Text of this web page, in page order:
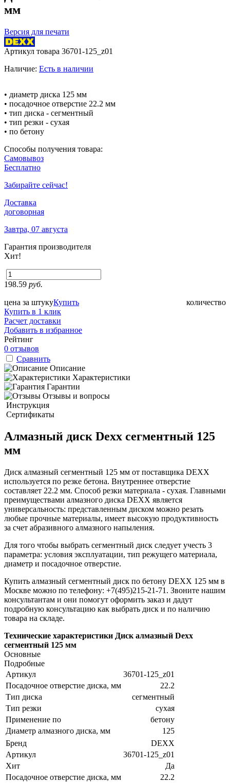
мм
Версия для печати
Артикул товара 36701-125_z01
Наличие: Есть в наличии
• диаметр диска 125 мм
• посадочное отверстие 22.2 мм
• тип диска - сегментный
• тип резки - сухая
• по бетону
Способы получения товара:
Самовывоз
Бесплатно
Забирайте сейчас!
Доставка
договорная
Завтра, 07 августа
Гарантия производителя
Хит!
198.59 руб.
цена за штуку количество
Купить
Купить в 1 клик
Расчет доставки
Добавить в избранное
Рейтинг
0 отзывов
Сравнить
Описание
Характеристики
Гарантии
Отзывы и вопросы
Инструкция
Сертификаты
Алмазный диск Dexx сегментный 125
мм
Диск алмазный сегментный 125 мм от поставщика DEXX
используется по резке бетона. Внутреннее отверстие
составляет 22.2 мм. Способ резки материала - сухая. Главными
преимуществами алмазного диска DEXX является
универсальность: представленным диском можно резать
любые прочные материалы, имеет высокую продуктивность
за счет абразивного алмазного напыления.
Для того чтобы выбрать сегментный диск следует учесть 3
параметра: условия эксплуатации, тип режущего материала,
диаметр и посадочное отверстие.
Купить алмазный сегментный диск по бетону DEXX 125 мм в
Москве можно по телефону: +7(495)215-21-71. Звоните нашим
консультантам и они помогут оформить заказ и дадут
подробную консультацию как выбрать диск и по наличию
товара на складе.
Технические характеристики Диск алмазный Dexx
сегментный 125 мм
Основные
Подробные
Артикул
36701-125_z01
Посадочное отверстие диска, мм
22.2
Тип диска
сегментный
Тип резки
сухая
Применение по
бетону
Диаметр алмазного диска, мм
125
Бренд
DEXX
Артикул
36701-125_z01
Хит
Да
Посадочное отверстие диска, мм
22.2